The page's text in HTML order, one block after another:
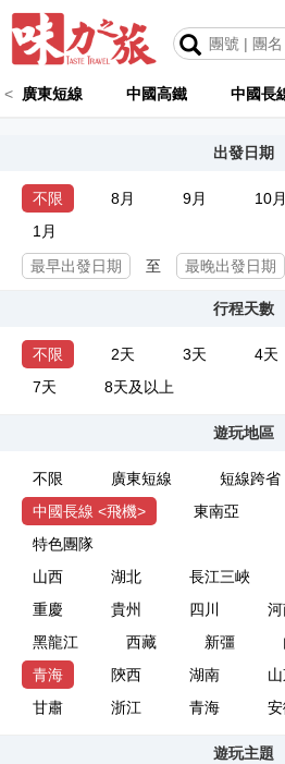
< 廣東短線 中國高鐵 中國長
出發日期
不限 8月 9月 10月
1月
至
行程天數
不限 2天 3天 4天
7天
8天及以上
遊玩地區
不限 廣東短線 短線跨省
中國長線 <飛機>
東南亞
特色團隊
山西
湖北 長江三峽
重慶
貴州 四川
黑龍江
西藏 新彊
青海
陝西 湖南
甘肅
浙江 青海
遊玩主題